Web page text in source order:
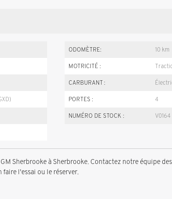
ODOMÈTRE: 10 km
MOTRICITÉ :
CARBURANT :
PORTES : 4
NUMÉRO DE STOCK : V0164
Sherbrooke à Sherbrooke. Contactez notre équipe
l'essai ou le réserver.